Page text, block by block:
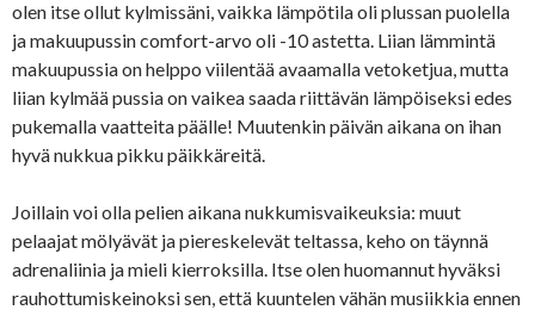
olen itse ollut kylmissäni, vaikka lämpötila oli plussan puolella
ja makuupussin comfort-arvo oli -10 astetta. Liian lämmintä
makuupussia on helppo viilentää avaamalla vetoketjua, mutta
liian kylmää pussia on vaikea saada riittävän lämpöiseksi edes
pukemalla vaatteita päälle! Muutenkin päivän aikana on ihan
hyvä nukkua pikku päikkäreitä.
Joillain voi olla pelien aikana nukkumisvaikeuksia: muut
pelaajat mölyävät ja piereskelevät teltassa, keho on täynnä
adrenaliinia ja mieli kierroksilla. Itse olen huomannut hyväksi
rauhottumiskeinoksi sen, että kuuntelen vähän musiikkia ennen